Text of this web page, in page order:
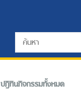
ปฎิทินกิจกรรมทั้งหมด